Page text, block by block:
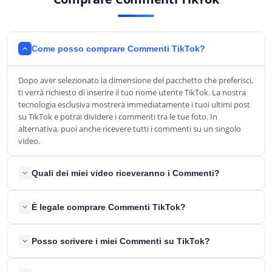
Come posso comprare Commenti TikTok?
Dopo aver selezionato la dimensione del pacchetto che preferisci,
ti verrà richiesto di inserire il tuo nome utente TikTok. La nostra
tecnologia esclusiva mostrerà immediatamente i tuoi ultimi post
su TikTok e potrai dividere i commenti tra le tue foto. In
alternativa, puoi anche ricevere tutti i commenti su un singolo
video.
Quali dei miei video riceveranno i Commenti?
Dopo aver selezionato la quantità di commenti che preferisci,
Nell'angolo in alto a destra di ogni video, puoi anche impostare la
È legale comprare Commenti TikTok?
Sì, è del tutto legale. Ti invieremo utenti reali che
Posso scrivere i miei Commenti su TikTok?